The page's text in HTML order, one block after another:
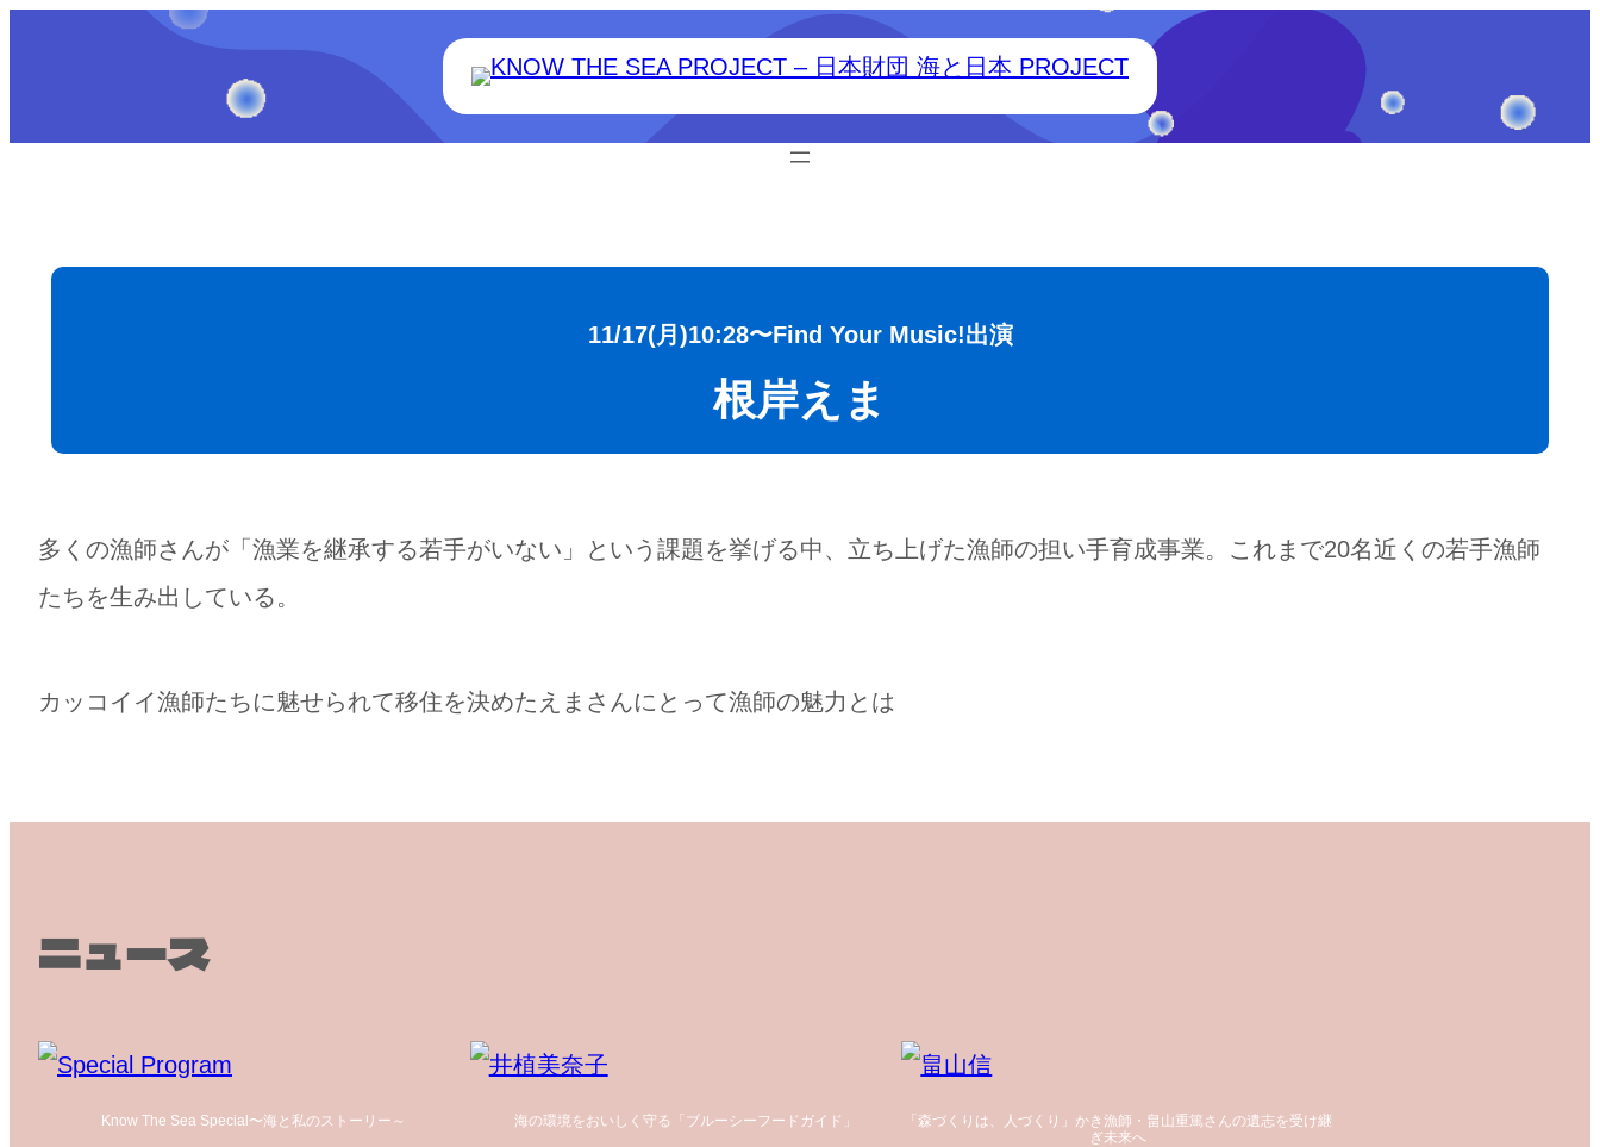
11/17(月)10:28〜Find Your Music!出演
根岸えま
多くの漁師さんが「漁業を継承する若手がいない」という課題を挙げる中、立ち上げた漁師の担い手育成事業。これまで20名近くの若手漁師
たちを生み出している。
カッコイイ漁師たちに魅せられて移住を決めたえまさんにとって漁師の魅力とは
ニュース
Know The Sea Special〜海と私のストーリー～ 海の環境をおいしく守る「ブルーシーフードガイド」
「森づくりは、人づくり」かき漁師・畠山重篤さんの遺志を受け継
ぎ未来へ